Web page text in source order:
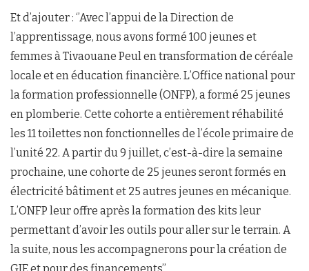
Et d’ajouter : ‘’Avec l’appui de la Direction de
l’apprentissage, nous avons formé 100 jeunes et
femmes à Tivaouane Peul en transformation de céréale
locale et en éducation financière. L’Office national pour
la formation professionnelle (ONFP), a formé 25 jeunes
en plomberie. Cette cohorte a entièrement réhabilité
les 11 toilettes non fonctionnelles de l’école primaire de
l’unité 22. A partir du 9 juillet, c’est-à-dire la semaine
prochaine, une cohorte de 25 jeunes seront formés en
électricité bâtiment et 25 autres jeunes en mécanique.
L’ONFP leur offre après la formation des kits leur
permettant d’avoir les outils pour aller sur le terrain. A
la suite, nous les accompagnerons pour la création de